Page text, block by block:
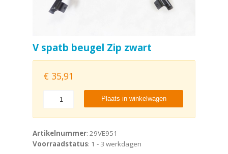
V spatb beugel Zip zwart
€ 35,91
Plaats in winkelwagen
Artikelnummer: 29VE951
Voorraadstatus: 1 - 3 werkdagen